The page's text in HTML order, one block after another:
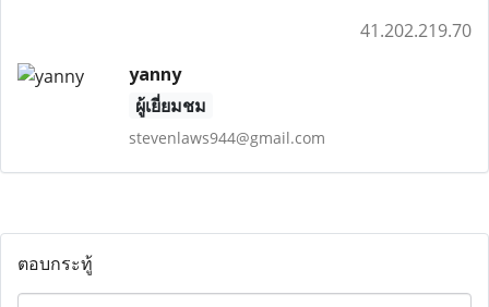
41.202.219.70
yanny
ผู้เยี่ยมชม
stevenlaws944@gmail.com
ตอบกระทู้